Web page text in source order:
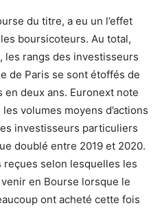
du titre, a eu un l’effet
boursicoteurs. Au total,
les rangs des investisseurs
de Paris se sont étoffés de
deux ans. Euronext note
volumes moyens d’actions
investisseurs particuliers
doublé entre 2019 et 2020.
reçues selon lesquelles les
en Bourse lorsque le
ont acheté cette fois